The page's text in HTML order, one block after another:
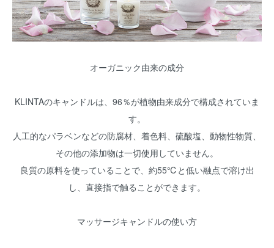
オーガニック由来の成分
KLINTAのキャンドルは、96％が植物由来成分で構成されていま
す。
人工的なパラベンなどの防腐材、着色料、硫酸塩、動物性物質、
その他の添加物は一切使用していません。
良質の原料を使っていることで、約55℃と低い融点で溶け出
し、直接指で触ることができます。
マッサージキャンドルの使い方